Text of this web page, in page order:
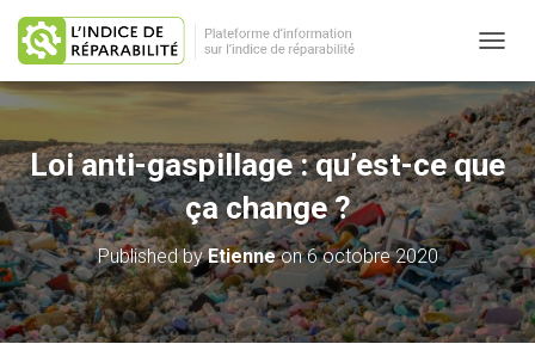
U
V
R
I
R
/
F
E
R
M
E
Loi anti-gaspillage : qu’est-ce que
ça change ?
Published byEtienneon6 octobre 2020